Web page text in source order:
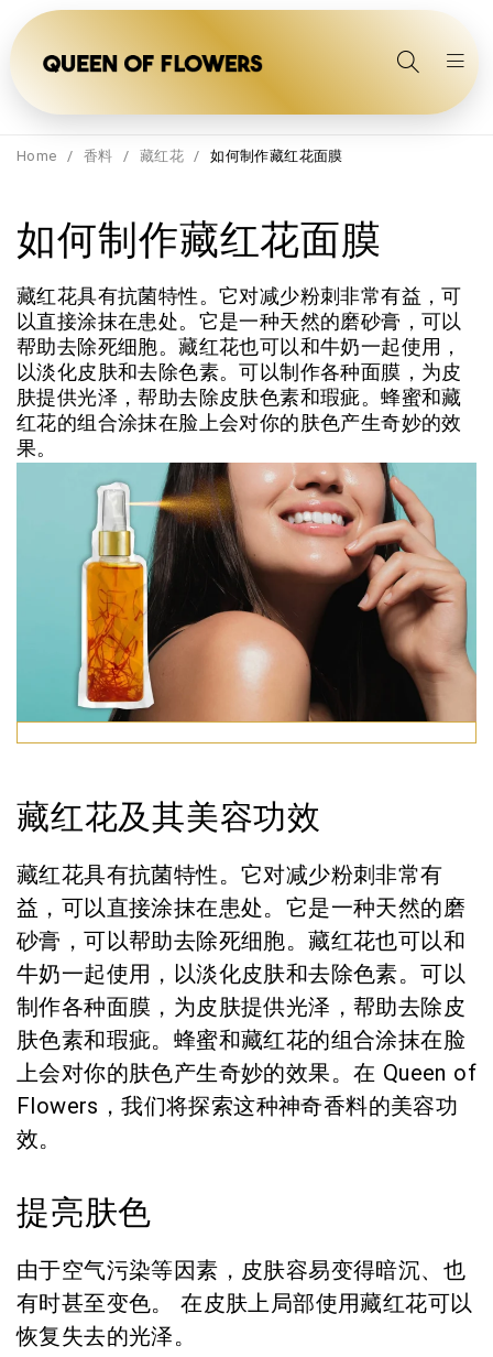
Home / 香料 / 藏红花 / 如何制作藏红花面膜
如何制作藏红花面膜
藏红花具有抗菌特性。它对减少粉刺非常有益，可
以直接涂抹在患处。它是一种天然的磨砂膏，可以
帮助去除死细胞。藏红花也可以和牛奶一起使用，
以淡化皮肤和去除色素。可以制作各种面膜，为皮
肤提供光泽，帮助去除皮肤色素和瑕疵。蜂蜜和藏
红花的组合涂抹在脸上会对你的肤色产生奇妙的效
果。
藏红花及其美容功效
藏红花具有抗菌特性。它对减少粉刺非常有
益，可以直接涂抹在患处。它是一种天然的磨
砂膏，可以帮助去除死细胞。藏红花也可以和
牛奶一起使用，以淡化皮肤和去除色素。可以
制作各种面膜，为皮肤提供光泽，帮助去除皮
肤色素和瑕疵。蜂蜜和藏红花的组合涂抹在脸
上会对你的肤色产生奇妙的效果。在 Queen of
Flowers，我们将探索这种神奇香料的美容功
效。
提亮肤色
由于空气污染等因素，皮肤容易变得暗沉、也
有时甚至变色。 在皮肤上局部使用藏红花可以
恢复失去的光泽。